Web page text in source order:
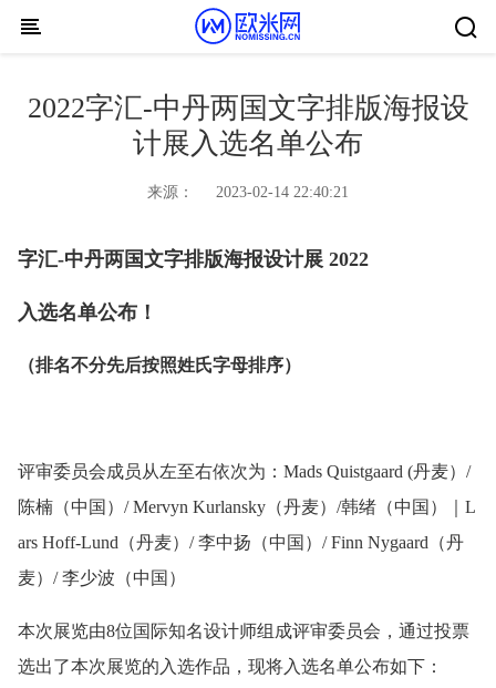
Skip to content
2022字汇-中丹两国文字排版海报设
计展入选名单公布
来源： 2023-02-14 22:40:21
字汇-中丹两国文字排版海报设计展 2022
入选名单公布！
（排名不分先后按照姓氏字母排序）
评审委员会成员从左至右依次为：Mads Quistgaard (丹麦）/
陈楠（中国）/ Mervyn Kurlansky（丹麦）/韩绪（中国）｜L
ars Hoff-Lund（丹麦）/ 李中扬（中国）/ Finn Nygaard（丹
麦）/ 李少波（中国）
本次展览由8位国际知名设计师组成评审委员会，通过投票
选出了本次展览的入选作品，现将入选名单公布如下：